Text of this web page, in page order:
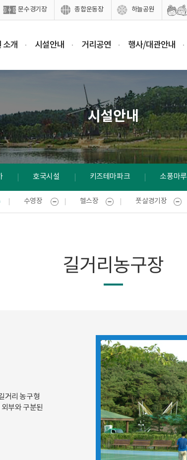
문수경기장 종합운동장 하늘공원
소개 시설안내 거리공연 행사/대관안내
시설안내
수영장 헬스장 풋살경기장
호국시설 키즈테마파크 소풍마루
길거리농구장
거리 농구형
부와 구분된